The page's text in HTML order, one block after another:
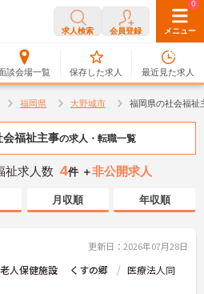
求人検索 会員登録 メニュー
談会場一覧
0
保存した求人
0
最近見た求人
福岡県 大野城市 福岡県の社会福祉
会福祉主事の求人・転職一覧
祉求人数 4件 ＋非公開求人
月収順 年収順
更新日：2026年07月28日
人保健施設 くすの郷
医療法人同